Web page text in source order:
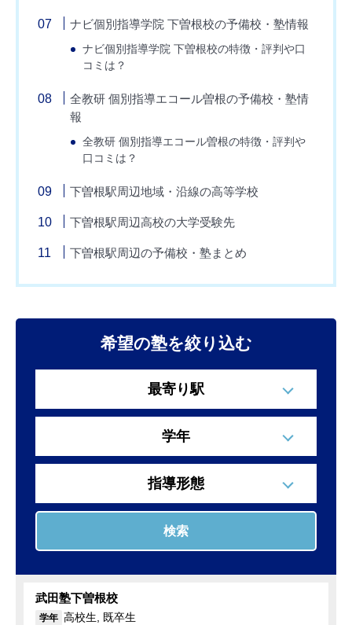
ナビ個別指導学院 下曽根校の予備校・塾情報
ナビ個別指導学院 下曽根校の特徴・評判や口
コミは？
全教研 個別指導エコール曽根の予備校・塾情
報
全教研 個別指導エコール曽根の特徴・評判や
口コミは？
下曽根駅周辺地域・沿線の高等学校
下曽根駅周辺高校の大学受験先
下曽根駅周辺の予備校・塾まとめ
希望の塾を絞り込む
最寄り駅
学年
指導形態
検索
武田塾下曽根校
学年 高校生, 既卒生